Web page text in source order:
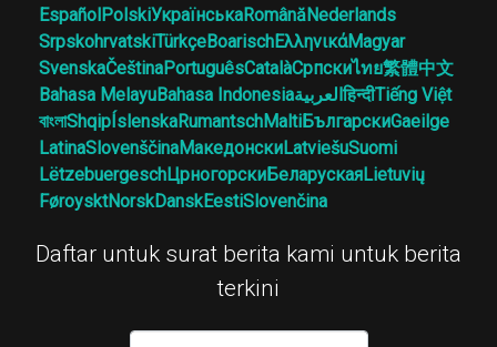
EspañolPolskiУкраїнськаRomânăNederlands
SrpskohrvatskiTürkçeBoarischΕλληνικάMagyar
SvenskaČeštinaPortuguêsCatalàСрпскиไทย繁體中文
Bahasa MelayuBahasa Indonesiaالعربيةहिन्दीTiếng Việt
বাংলাShqipÍslenskaRumantschMaltiБългарскиGaeilge
LatinaSlovenščinaМакедонскиLatviešuSuomi
LëtzebuergeschЦрногорскиБеларускаяLietuvių
FøroysktNorskDanskEestiSlovenčina
Daftar untuk surat berita kami untuk berita
terkini